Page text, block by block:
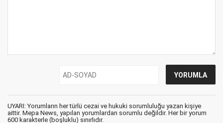
UYARI: Yorumların her türlü cezai ve hukuki sorumluluğu yazan kişiye
aittir. Mepa News, yapılan yorumlardan sorumlu değildir. Her bir yorum
600 karakterle (boşluklu) sınırlıdır.